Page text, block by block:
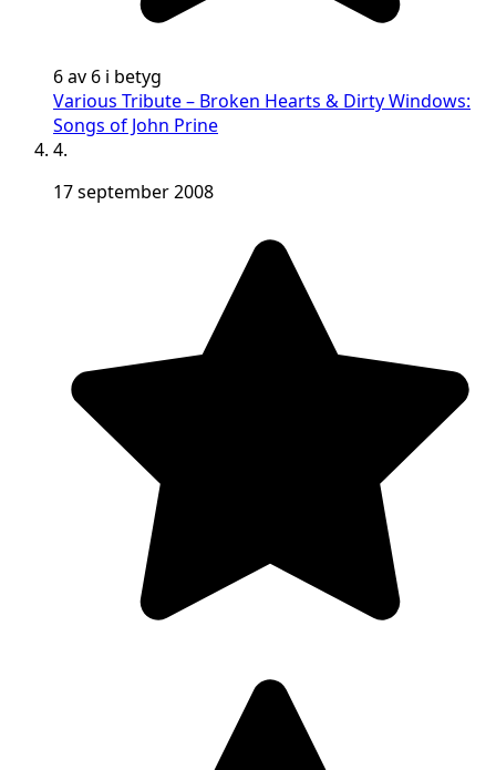
6 av 6 i betyg
Various Tribute – Broken Hearts & Dirty Windows:
Songs of John Prine
4.
17 september 2008